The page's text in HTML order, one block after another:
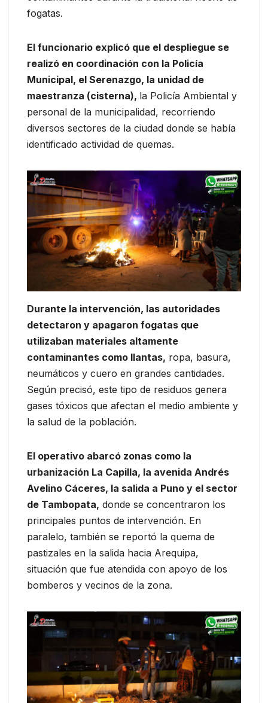
fogatas.
El funcionario explicó que el despliegue se
realizó en coordinación con la Policía
Municipal, el Serenazgo, la unidad de
maestranza (cisterna), la Policía Ambiental y
personal de la municipalidad, recorriendo
diversos sectores de la ciudad donde se había
identificado actividad de quemas.
Durante la intervención, las autoridades
detectaron y apagaron fogatas que
utilizaban materiales altamente
contaminantes como llantas, ropa, basura,
neumáticos y cuero en grandes cantidades.
Según precisó, este tipo de residuos genera
gases tóxicos que afectan el medio ambiente y
la salud de la población.
El operativo abarcó zonas como la
urbanización La Capilla, la avenida Andrés
Avelino Cáceres, la salida a Puno y el sector
de Tambopata, donde se concentraron los
principales puntos de intervención. En
paralelo, también se reportó la quema de
pastizales en la salida hacia Arequipa,
situación que fue atendida con apoyo de los
bomberos y vecinos de la zona.